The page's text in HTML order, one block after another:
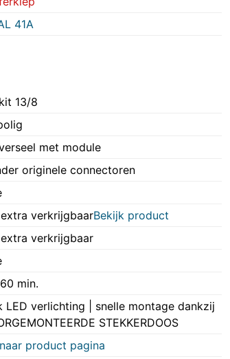
41A
13/8
met module
originele connectoren
verkrijgbaarBekijk product
verkrijgbaar
min.
LED verlichting | snelle montage dankzij
STEKKERDOOS
product pagina